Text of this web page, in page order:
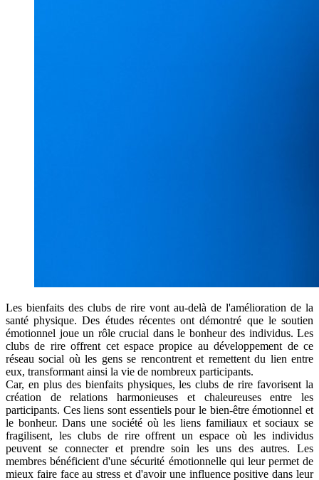
Les bienfaits des clubs de rire vont au-delà de l'amélioration de la
santé physique. Des études récentes ont démontré que le soutien
émotionnel joue un rôle crucial dans le bonheur des individus. Les
clubs de rire offrent cet espace propice au développement de ce
réseau social où les gens se rencontrent et remettent du lien entre
eux, transformant ainsi la vie de nombreux participants.
Car, en plus des bienfaits physiques, les clubs de rire favorisent la
création de relations harmonieuses et chaleureuses entre les
participants. Ces liens sont essentiels pour le bien-être émotionnel et
le bonheur. Dans une société où les liens familiaux et sociaux se
fragilisent, les clubs de rire offrent un espace où les individus
peuvent se connecter et prendre soin les uns des autres. Les
membres bénéficient d'une sécurité émotionnelle qui leur permet de
mieux faire face au stress et d'avoir une influence positive dans leur